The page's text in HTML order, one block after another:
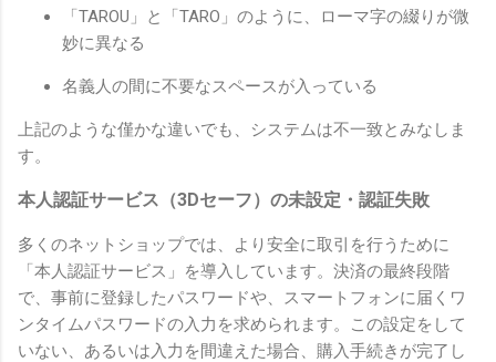
「TAROU」と「TARO」のように、ローマ字の綴りが微
妙に異なる
名義人の間に不要なスペースが入っている
上記のような僅かな違いでも、システムは不一致とみなしま
す。
本人認証サービス（3Dセーフ）の未設定・認証失敗
多くのネットショップでは、より安全に取引を行うために
「本人認証サービス」を導入しています。決済の最終段階
で、事前に登録したパスワードや、スマートフォンに届くワ
ンタイムパスワードの入力を求められます。この設定をして
いない、あるいは入力を間違えた場合、購入手続きが完了し